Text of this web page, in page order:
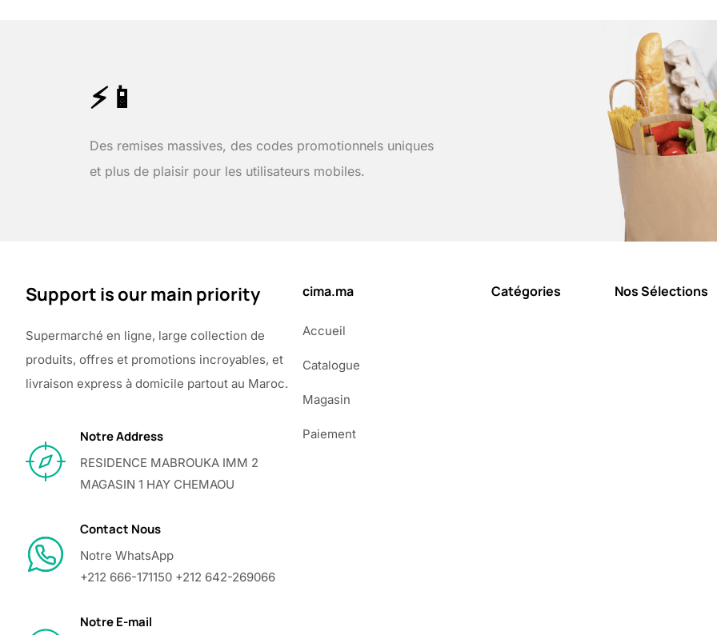
⚡📱
Des remises massives, des codes promotionnels uniques
et plus de plaisir pour les utilisateurs mobiles.
Support is our main priority
Supermarché en ligne, large collection de
produits, offres et promotions incroyables, et
livraison express à domicile partout au Maroc.
Notre Address
RESIDENCE MABROUKA IMM 2
MAGASIN 1 HAY CHEMAOU
Contact Nous
Notre WhatsApp
+212 666-171150 +212 642-269066
Notre E-mail
cima.ma
Accueil
Catalogue
Magasin
Paiement
Catégories Nos Sélections